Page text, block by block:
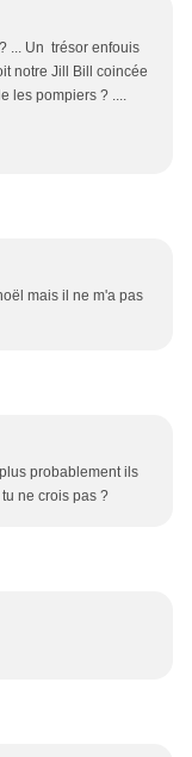
... Un trésor enfouis
notre Jill Bill coincée
les pompiers ? ....
mais il ne m'a pas
probablement ils
ne crois pas ?